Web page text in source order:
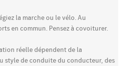
la marche ou le vélo. Au
en commun. Pensez à covoiturer.
réelle dépendent de la
style de conduite du conducteur, des